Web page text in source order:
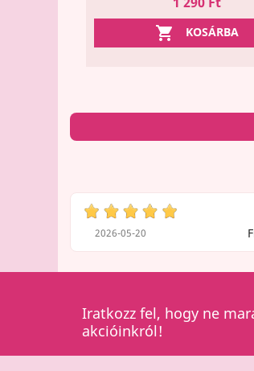
 KOSÁRBA
2026-05-20
Iratkozz fel, hogy ne
akcióinkról!